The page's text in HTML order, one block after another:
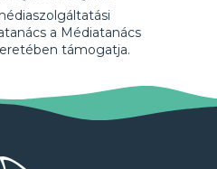
a Médiatanács
támogatja.